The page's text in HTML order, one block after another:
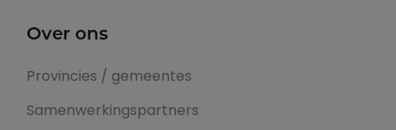
Over ons
Provincies / gemeentes
Samenwerkingspartners